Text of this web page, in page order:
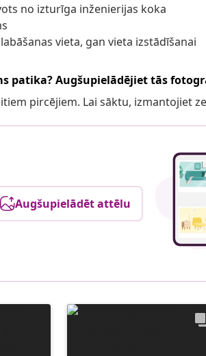
no izturīga inženierijas koka
vieta, gan vieta izstādīšanai
patika? Augšupielādējiet tās
pircējiem. Lai sāktu, izmantojiet
Augšupielādēt attēlu